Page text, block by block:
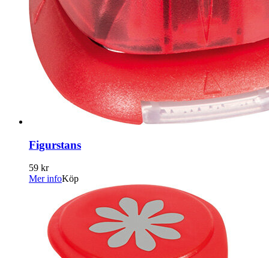
Figurstans
59 kr
Mer infoKöp